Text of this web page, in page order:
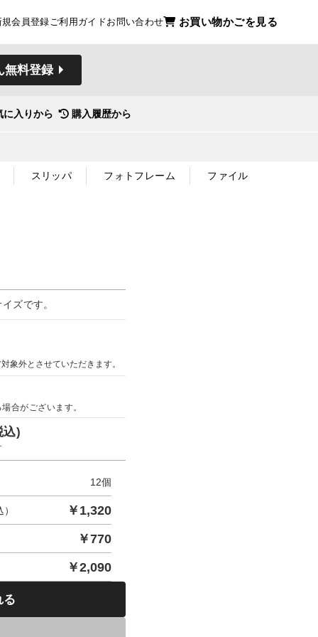
規会員登録ご利用ガイドお問い合わせ お買い物かごを見る
無料登録
に入りから 購入履歴から
スリッパ フォトフレーム ファイル
ズです。
象外とさせていただきます。
合がございます。
込)
12個
￥ 1,320
￥770
￥2,090
る